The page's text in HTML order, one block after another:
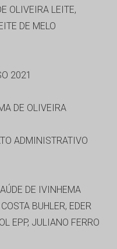
OLIVEIRA LEITE,
DE MELO
2021
DE OLIVEIRA
ADMINISTRATIVO
DE IVINHEMA
BUHLER, EDER
EPP, JULIANO FERRO